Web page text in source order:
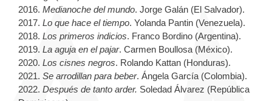
2016. Medianoche del mundo. Jorge Galán (El Salvador).
2017. Lo que hace el tiempo. Yolanda Pantin (Venezuela).
2018. Los primeros indicios. Franco Bordino (Argentina).
2019. La aguja en el pajar. Carmen Boullosa (México).
2020. Los cisnes negros. Rolando Kattan (Honduras).
2021. Se arrodillan para beber. Ángela García (Colombia).
2022. Después de tanto arder. Soledad Álvarez (República